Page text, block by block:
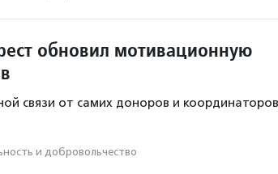
обновил мотивационную
связи от самих доноров и координаторов
и доброволь­чест­во